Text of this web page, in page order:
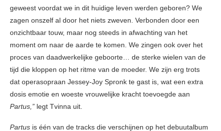
geweest voordat we in dit huidige leven werden geboren? We
zagen onszelf al door het niets zweven. Verbonden door een
onzichtbaar touw, maar nog steeds in afwachting van het
moment om naar de aarde te komen. We zingen ook over het
proces van daadwerkelijke geboorte… de sterke wielen van de
tijd die kloppen op het ritme van de moeder. We zijn erg trots
dat operasopraan Jessey-Joy Spronk te gast is, wat een extra
dosis emotie en woeste vrouwelijke kracht toevoegde aan
Partus,” legt Tvinna uit.
Partus is één van de tracks die verschijnen op het debuutalbum